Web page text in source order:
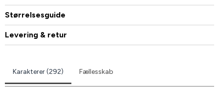
Størrelsesguide
Levering & retur
Karakterer (292) Fællesskab